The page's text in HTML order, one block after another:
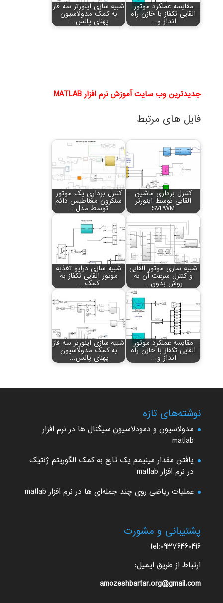
مقایسه عملکرد موتور
القایی تکفاز با خازن راه
انداز و…
شبیه سازی اینورتر سه فاز
به کمک مدولاسیون
پهنای پالس…
جدیدترین وب سایت آموزش نرم افزار MATLAB
فایل های مرتبط
کنترل برداری ماشین
القایی توسط اینورتر
SVPWM
کنترل برداری یک موتور
سنکرون مغناطیس دائم
توسط مدل…
شبیه سازی موتور القایی
و کنترل سرعت آن به
روش بدون…
شبیه سازی درایو تغذیه
موتور القایی تکفاز به
کمک…
مقایسه عملکرد موتور
القایی تکفاز با خازن راه
انداز و…
شبیه سازی اینورتر سه فاز
به کمک مدولاسیون
پهنای پالس…
نوشته‌های تازه
مدولاسیون و دمودلاسیون سیگنال ها در نرم افزار
matlab
یافتن مقدار مینیمم یک تابع به کمک الگوریتم ژنتیک
در نرم افزار matlab
عملیات ریاضی روی چند جمله‌ای ها در نرم افزار matlab
پشتیبانی و مشورت
tel:09376460416
ارتباط از طریق ایمیل:
amozeshbartar.org@gmail.com